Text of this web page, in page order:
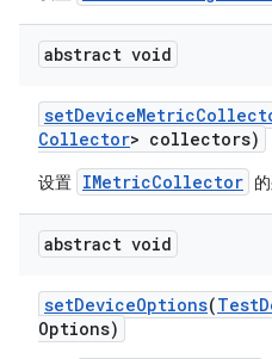
abstract void
setDeviceMetric
Collector> collectors)
设置 IMetricCollector
abstract void
setDeviceOptions(Test
Options)